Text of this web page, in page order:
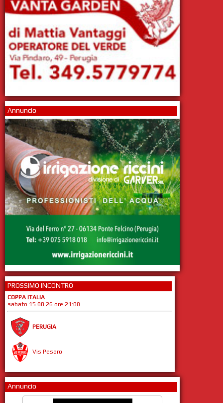
Annuncio
PROSSIMO INCONTRO
COPPA ITALIA
sabato 15.08.26 ore 21:00
PERUGIA
Vis Pesaro
Annuncio